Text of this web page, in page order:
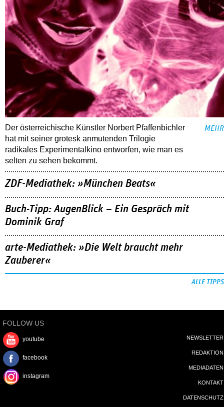
Der österreichische Künstler Norbert Pfaffenbichler
hat mit seiner grotesk anmutenden Trilogie
radikales Experimentalkino entworfen, wie man es
selten zu sehen bekommt.
MEHR
ZDF-Mediathek: »München Beats«
Buch-Tipp: AugenBlick – Ein Gespräch mit
Dominik Graf
arte-Mediathek: »Die Welt braucht mehr
Zauberer«
ALLE TIPPS
FOLLOW US
youtube
facebook
instagram
NEWSLETTER
REDAKTION
MEDIADATEN
KONTAKT
DATENSCHUTZ